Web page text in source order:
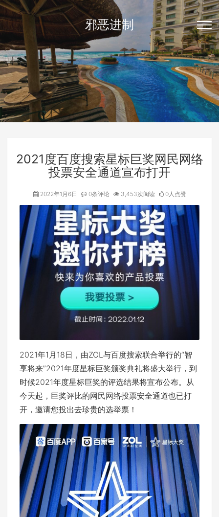
邪恶进制
2021度百度搜索星标巨奖网民网络
投票安全通道宣布打开
2022年1月6日 0条评论 3,453次阅读 0人点赞
2021年1月18日，由ZOL与百度搜索联合举行的“智
享将来”2021年度星标巨奖颁奖典礼将盛大举行，到
时候2021年度星标巨奖的评选结果将宣布公布。从
今天起，巨奖评比的网民网络投票安全通道也已打
开，邀请您投出去珍贵的选举票！